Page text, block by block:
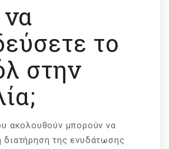
το
στην
ακολουθούν μπορούν να
της ενυδάτωσης